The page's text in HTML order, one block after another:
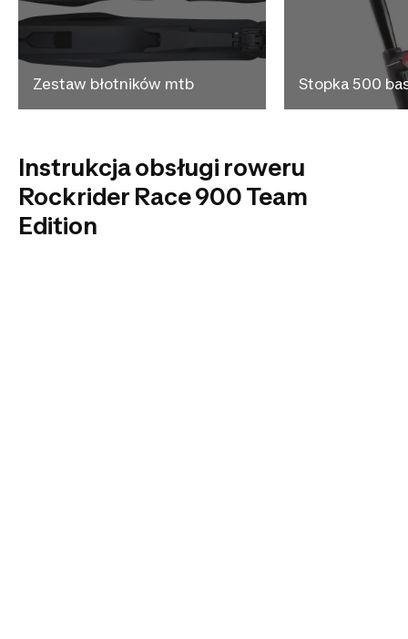
Zestaw błotników mtb Stopka 500
Instrukcja obsługi roweru
Rockrider Race 900 Team
Edition